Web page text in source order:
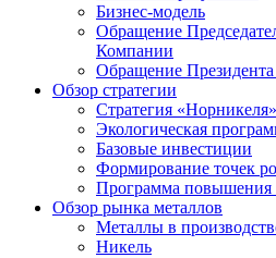
Бизнес-модель
Обращение
Компании
Обращение
Обзор стратегии
Стратегия «Норникеля»
Экологическая
Базовые инвестиции
Формирование точек
Программа повышения
Обзор рынка металлов
Металлы в
Никель